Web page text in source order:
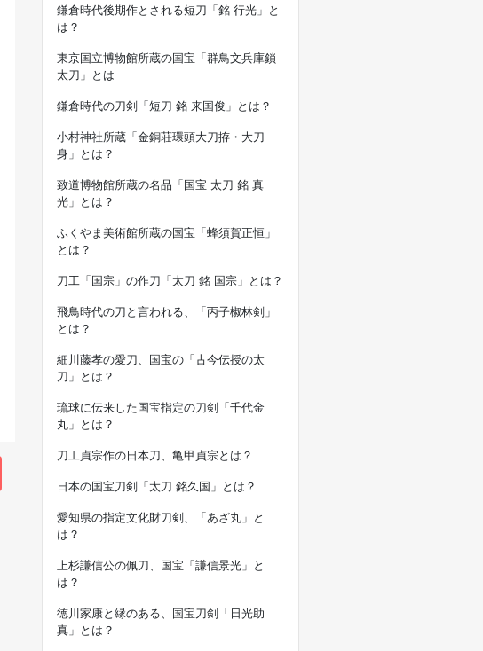
鎌倉時代後期作とされる短刀「銘 行光」と
は？
東京国立博物館所蔵の国宝「群鳥文兵庫鎖
太刀」とは
鎌倉時代の刀剣「短刀 銘 来国俊」とは？
小村神社所蔵「金銅荘環頭大刀拵・大刀
身」とは？
致道博物館所蔵の名品「国宝 太刀 銘 真
光」とは？
ふくやま美術館所蔵の国宝「蜂須賀正恒」
とは？
刀工「国宗」の作刀「太刀 銘 国宗」とは？
飛鳥時代の刀と言われる、「丙子椒林剣」
とは？
細川藤孝の愛刀、国宝の「古今伝授の太
刀」とは？
琉球に伝来した国宝指定の刀剣「千代金
丸」とは？
刀工貞宗作の日本刀、亀甲貞宗とは？
日本の国宝刀剣「太刀 銘久国」とは？
愛知県の指定文化財刀剣、「あざ丸」と
は？
上杉謙信公の佩刀、国宝「謙信景光」と
は？
徳川家康と縁のある、国宝刀剣「日光助
真」とは？